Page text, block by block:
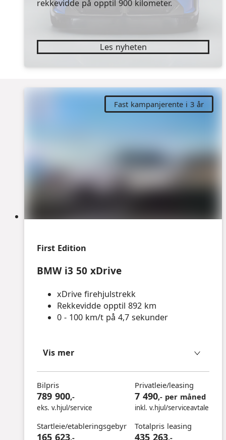
rekkevidde på opptil 900 kilometer.
Les nyheten
Fast kampanjerente i 3 år
First Edition
BMW i3 50 xDrive
xDrive firehjulstrekk
Rekkevidde opptil 892 km
0 - 100 km/t på 4,7 sekunder
Vis mer
Bilpris
789 900,-
eks. v.hjul/service
Privatleie/leasing
7 490,- per måned
inkl. v.hjul/serviceavtale
Startleie/etableringsgebyr
165 623,-
Totalpris leasing
435 263,-